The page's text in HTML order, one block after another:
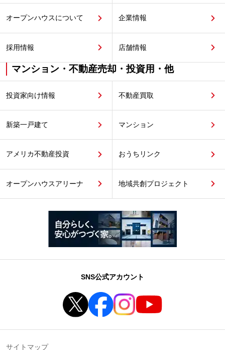
オープンハウスについて 企業情報
採用情報 店舗情報
マンション・不動産売却・投資用・他
投資家向け情報 不動産買取
新築一戸建て マンション
アメリカ不動産投資 おうちリンク
オープンハウスアリーナ 地域共創プロジェクト
SNS公式アカウント
サイトマップ